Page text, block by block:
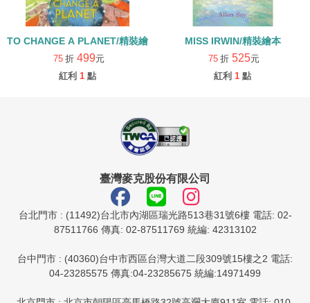
TO CHANGE A PLANET/精裝繪本
75 折 499元
紅利 1 點
MISS IRWIN/精裝繪本
75 折 525元
紅利 1 點
臺灣麥克股份有限公司
台北門市 : (11492)台北市內湖區瑞光路513巷31號6樓 電話: 02-
87511766 傳真: 02-87511769 統編: 42313102
台中門市 : (40360)台中市西區台灣大道二段309號15樓之2 電話:
04-23285575 傳真:04-23285675 統編:14971499